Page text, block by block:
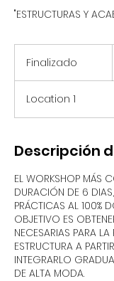
"ESTRUCTURAS Y
Finalizado
l
z
a
o
Location 1
Descripción
EL WORKSHOP MÁS
DURACIÓN DE 6
PRÁCTICAS AL 100%
OBJETIVO ES
NECESARIAS PARA
ESTRUCTURA A
INTEGRARLO
DE ALTA MODA.